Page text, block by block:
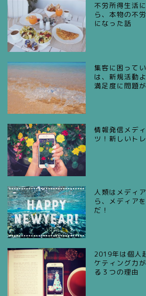
不労所得生活
ら、本物の不
になった話
集客に困って
は、新規活動
満足度に問題
情報発信メデ
ツ！新しいト
人類はメディ
ら、メディア
だ！
2019年は個人
ケティング力
る３つの理由